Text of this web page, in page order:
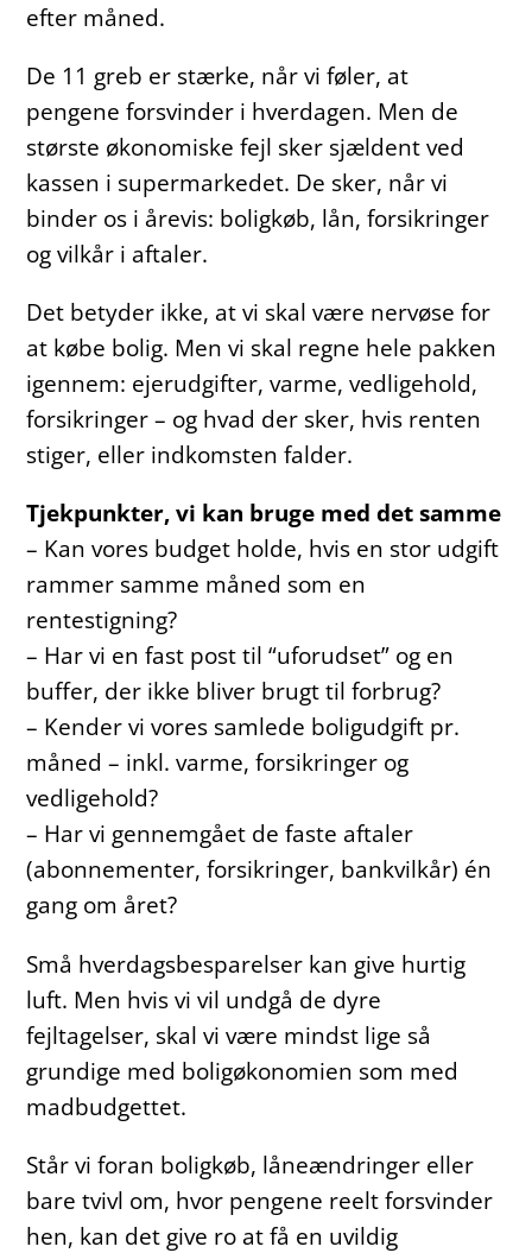
efter måned.
De 11 greb er stærke, når vi føler, at
pengene forsvinder i hverdagen. Men de
største økonomiske fejl sker sjældent ved
kassen i supermarkedet. De sker, når vi
binder os i årevis: boligkøb, lån, forsikringer
og vilkår i aftaler.
Det betyder ikke, at vi skal være nervøse for
at købe bolig. Men vi skal regne hele pakken
igennem: ejerudgifter, varme, vedligehold,
forsikringer – og hvad der sker, hvis renten
stiger, eller indkomsten falder.
Tjekpunkter, vi kan bruge med det samme
– Kan vores budget holde, hvis en stor udgift
rammer samme måned som en
rentestigning?
– Har vi en fast post til “uforudset” og en
buffer, der ikke bliver brugt til forbrug?
– Kender vi vores samlede boligudgift pr.
måned – inkl. varme, forsikringer og
vedligehold?
– Har vi gennemgået de faste aftaler
(abonnementer, forsikringer, bankvilkår) én
gang om året?
Små hverdagsbesparelser kan give hurtig
luft. Men hvis vi vil undgå de dyre
fejltagelser, skal vi være mindst lige så
grundige med boligøkonomien som med
madbudgettet.
Står vi foran boligkøb, låneændringer eller
bare tvivl om, hvor pengene reelt forsvinder
hen, kan det give ro at få en uvildig